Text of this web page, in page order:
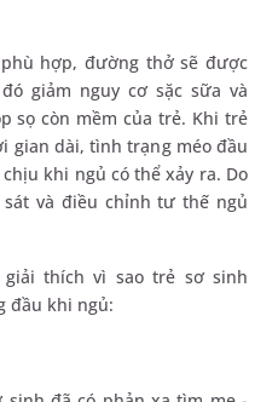
hợp, đường thở sẽ được
giảm nguy cơ sặc sữa và
sọ còn mềm của trẻ. Khi trẻ
gian dài, tình trạng méo đầu
khi ngủ có thể xảy ra. Do
và điều chỉnh tư thế ngủ
thích vì sao trẻ sơ sinh
đầu khi ngủ: